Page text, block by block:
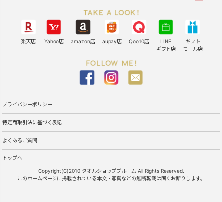
楽天店 Yahoo店 amazon店 aupay店 Qoo10店
LINE
ギフト店
ギフト
モール店
プライバシーポリシー
特定商取引法に基づく表記
よくあるご質問
トップへ
Copyright(C)2010 タオルショップブルーム All Rights Reserved.
このホームページに掲載されている本文・写真などの無断転載は固くお断りします。